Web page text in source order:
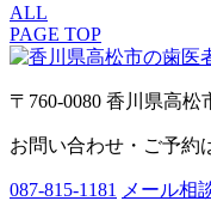
ALL
PAGE TOP
〒760-0080 香川県高松
お問い合わせ・ご予約
087-815-1181
メール相